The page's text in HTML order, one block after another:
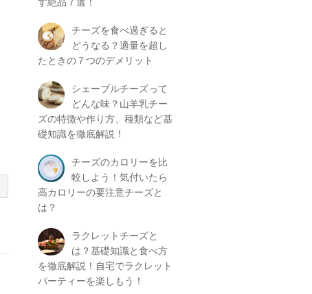
す絶品７選！
チーズを食べ過ぎると
どうなる？適量を超し
たときの７つのデメリット
シェーブルチーズって
どんな味？山羊乳チー
ズの特徴や作り方、種類など基
礎知識を徹底解説！
チーズのカロリーを比
較しよう！気付いたら
高カロリーの要注意チーズと
は？
ラクレットチーズと
は？基礎知識と食べ方
を徹底解説！自宅でラクレット
パーティーを楽しもう！